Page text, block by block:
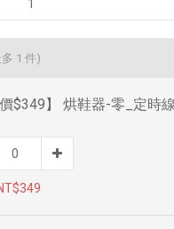
多 1 件)
價$349】 烘鞋器-零_定時